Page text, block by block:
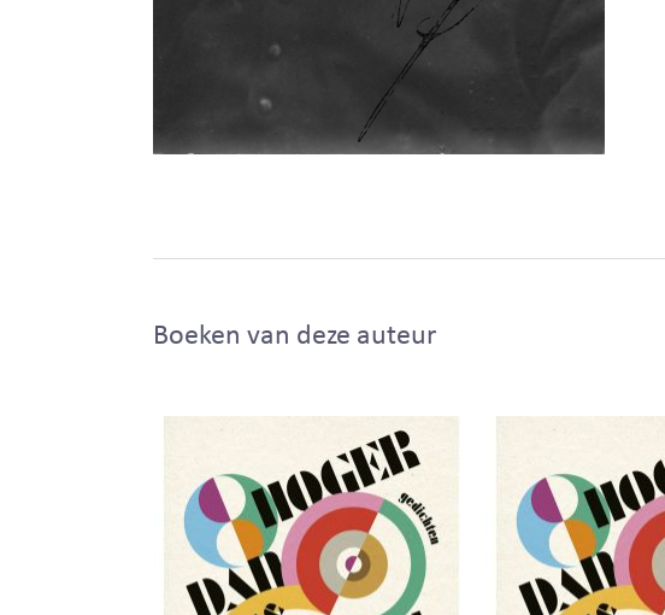
Boeken van deze auteur